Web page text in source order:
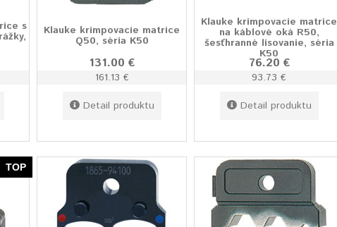
s Klauke krimpovacie matrice
Q50, séria K50
131.00 €
161.13 €
Detail produktu
Klauke krimpovacie matrice
na káblové oká R50,
šesťhranné lisovanie, séria
K50
76.20 €
93.73 €
Detail produktu
TOP